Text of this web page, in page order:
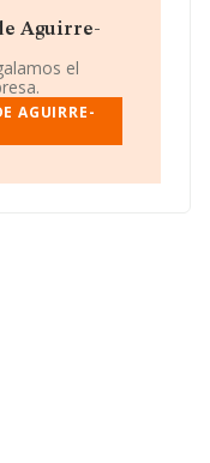
Aguirre-
el
AGUIRRE-